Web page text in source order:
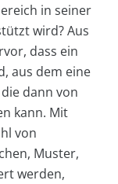
in seiner
wird? Aus
dass ein
aus dem eine
dann von
kann. Mit
von
Muster,
werden,